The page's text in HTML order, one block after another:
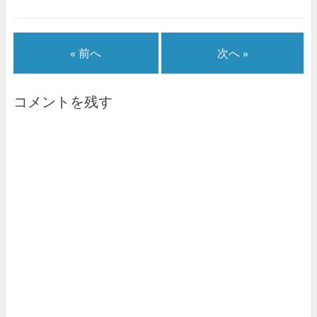
« 前へ 次へ »
コメントを残す